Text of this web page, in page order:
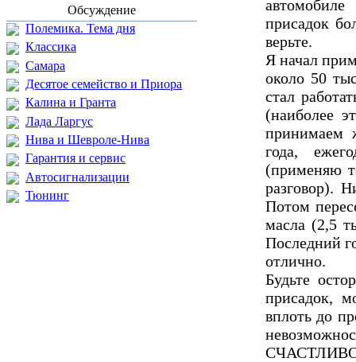
Обсуждение
Полемика. Тема дня
Классика
Самара
Десятое семейство и Приора
Калина и Гранта
Лада Ларгус
Нива и Шевроле-Нива
Гарантия и сервис
Автосигнализации
Тюнинг
присадок
верьте.
Я начал
около 50
стал
(наиболее
принимаем
года,
(применяю
разговор).
Потом
масла (2,5
Последний
отлично.
Будьте
присадок,
вплоть до